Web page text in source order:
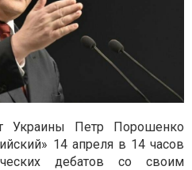
Украины Петр Порошенко
14 апреля в 14 часов
дебатов со своим